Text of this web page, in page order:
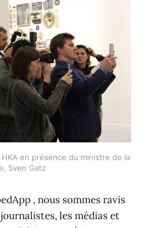
en présence du ministre de la
Sven Gatz
, nous sommes ravis
les médias et